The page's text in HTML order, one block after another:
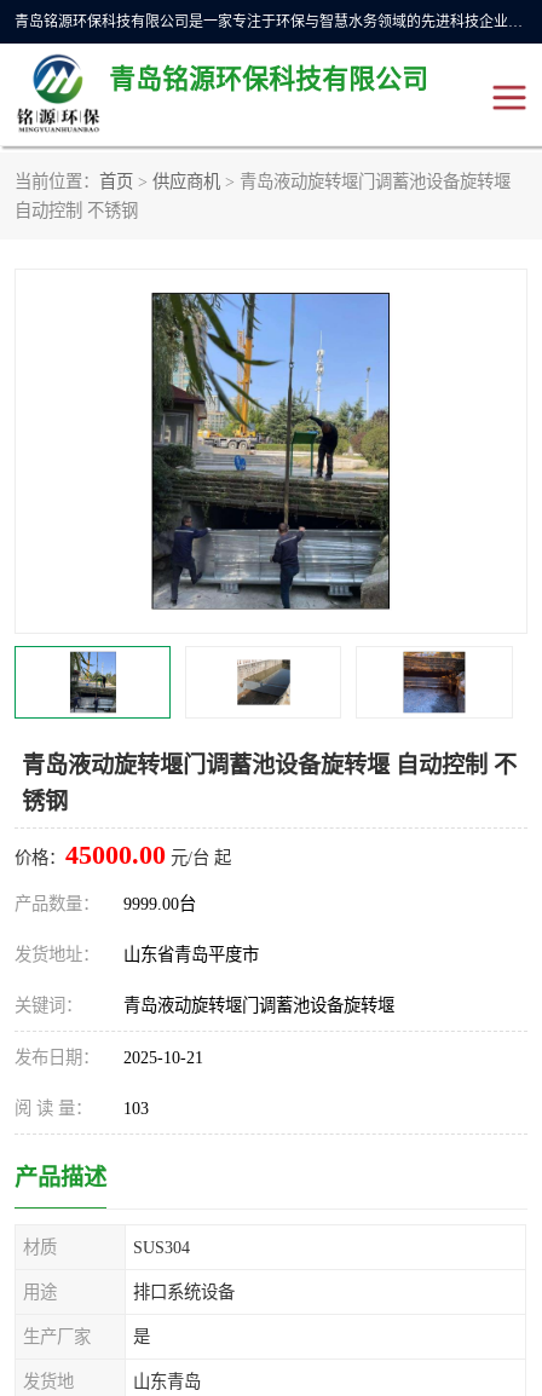
青岛铭源环保科技有限公司是一家专注于环保与智慧水务领域的先进科技企业，公司专注于云智能一体化预制泵站、水务循环利用、海绵城市、云智慧水务开发及新型环保技术研发等领域。铭源环保以为客户提供优质产品、专业技术服务为己任。为客户提供量身定制方案，提供多种配置方案满足实际使用要求。严控供货周期，并提供高标准后期维护。以环保为己任，视质量如生命，以技术做先导，靠诚信赢客户。
青岛铭源环保科技有限公司
当前位置： 首页 > 供应商机 > 青岛液动旋转堰门调蓄池设备旋转堰
自动控制 不锈钢
青岛液动旋转堰门调蓄池设备旋转堰 自动控制 不
锈钢
价格： 45000.00 元/台 起
产品数量： 9999.00台
发货地址： 山东省青岛平度市
关键词： 青岛液动旋转堰门调蓄池设备旋转堰
发布日期： 2025-10-21
阅 读 量： 103
产品描述
材质 SUS304
用途 排口系统设备
生产厂家 是
发货地 山东青岛
一体化HMPP泵站
液动限流闸门
加压泵房/灌溉泵房 一体化预制泵站
不锈钢浮筒阀 真空冲洗装置
雨水收集回用装置 门式冲洗装置
智能一体化灌溉泵房 一体化污水处理泵房
一体化泵闸
真空冲洗设备
水平自清洗格栅